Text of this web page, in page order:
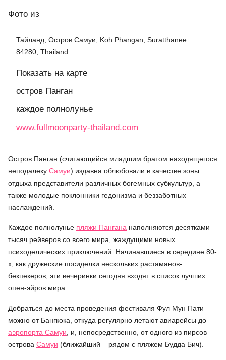
Фото из
Тайланд, Остров Самуи, Koh Phangan, Suratthanee
84280, Thailand
Показать на карте
остров Панган
каждое полнолунье
www.fullmoonparty-thailand.com
Остров Панган (считающийся младшим братом находящегося
неподалеку Самуи) издавна облюбовали в качестве зоны
отдыха представители различных богемных субкультур, а
также молодые поклонники гедонизма и беззаботных
наслаждений.
Каждое полнолунье пляжи Пангана наполняются десятками
тысяч рейверов со всего мира, жаждущими новых
психоделических приключений. Начинавшиеся в середине 80-
х, как дружеские посиделки нескольких растаманов-
бекпекеров, эти вечеринки сегодня входят в список лучших
опен-эйров мира.
Добраться до места проведения фестиваля Фул Мун Пати
можно от Бангкока, откуда регулярно летают авиарейсы до
аэропорта Самуи, и, непосредственно, от одного из пирсов
острова Самуи (ближайший – рядом с пляжем Будда Бич).